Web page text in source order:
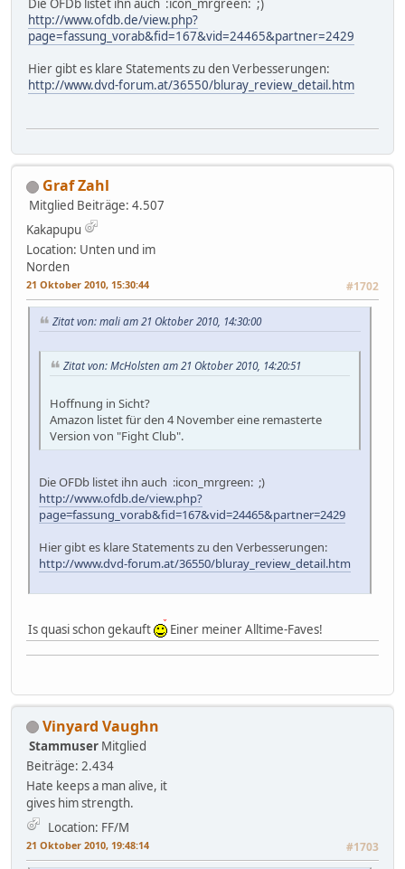
Die OFDb listet ihn auch :icon_mrgreen: ;)
http://www.ofdb.de/view.php?
page=fassung_vorab&fid=167&vid=24465&partner=2429
Hier gibt es klare Statements zu den Verbesserungen:
http://www.dvd-forum.at/36550/bluray_review_detail.htm
Graf Zahl
Mitglied Beiträge: 4.507
Kakapupu
Location: Unten und im
Norden
21 Oktober 2010, 15:30:44 #1702
Zitat von: mali am 21 Oktober 2010, 14:30:00
Zitat von: McHolsten am 21 Oktober 2010, 14:20:51
Hoffnung in Sicht?
Amazon listet für den 4 November eine remasterte
Version von "Fight Club".
Die OFDb listet ihn auch :icon_mrgreen: ;)
http://www.ofdb.de/view.php?
page=fassung_vorab&fid=167&vid=24465&partner=2429
Hier gibt es klare Statements zu den Verbesserungen:
http://www.dvd-forum.at/36550/bluray_review_detail.htm
Is quasi schon gekauft Einer meiner Alltime-Faves!
Vinyard Vaughn
Stammuser Mitglied
Beiträge: 2.434
Hate keeps a man alive, it
gives him strength.
Location: FF/M
21 Oktober 2010, 19:48:14 #1703